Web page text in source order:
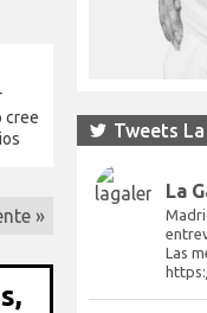
cree
»
Tweets
La
Las